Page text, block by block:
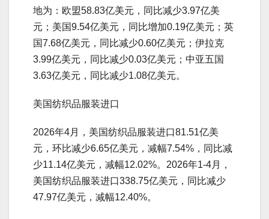
地为：欧盟58.83亿美元，同比减少3.97亿美
元；美国9.54亿美元，同比增加0.19亿美元；英
国7.68亿美元，同比减少0.60亿美元；伊拉克
3.99亿美元，同比减少0.03亿美元；中亚五国
3.63亿美元，同比减少1.08亿美元。
美国纺织品服装进口
2026年4月，美国纺织品服装进口81.51亿美
元，环比减少6.65亿美元，减幅7.54%，同比减
少11.14亿美元，减幅12.02%。2026年1-4月，
美国纺织品服装进口338.75亿美元，同比减少
47.97亿美元，减幅12.40%。